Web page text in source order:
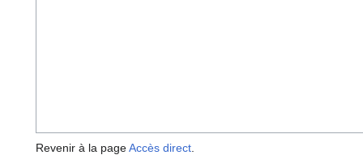
Revenir à la pageAccès direct